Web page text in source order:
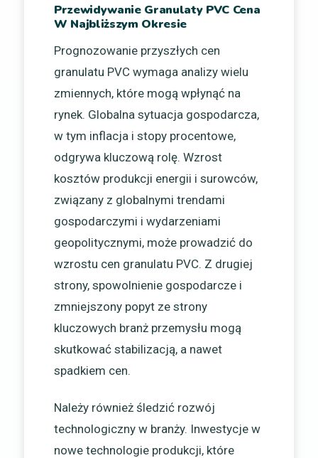
Przewidywanie Granulaty PVC Cena
W Najbliższym Okresie
Prognozowanie przyszłych cen
granulatu PVC wymaga analizy wielu
zmiennych, które mogą wpłynąć na
rynek. Globalna sytuacja gospodarcza,
w tym inflacja i stopy procentowe,
odgrywa kluczową rolę. Wzrost
kosztów produkcji energii i surowców,
związany z globalnymi trendami
gospodarczymi i wydarzeniami
geopolitycznymi, może prowadzić do
wzrostu cen granulatu PVC. Z drugiej
strony, spowolnienie gospodarcze i
zmniejszony popyt ze strony
kluczowych branż przemysłu mogą
skutkować stabilizacją, a nawet
spadkiem cen.
Należy również śledzić rozwój
technologiczny w branży. Inwestycje w
nowe technologie produkcji, które